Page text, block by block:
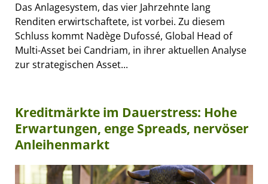
Das Anlagesystem, das vier Jahrzehnte lang
Renditen erwirtschaftete, ist vorbei. Zu diesem
Schluss kommt Nadège Dufossé, Global Head of
Multi-Asset bei Candriam, in ihrer aktuellen Analyse
zur strategischen Asset...
Kreditmärkte im Dauerstress: Hohe
Erwartungen, enge Spreads, nervöser
Anleihenmarkt